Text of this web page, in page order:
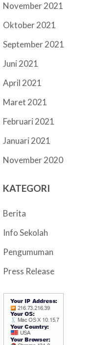
November 2021
Oktober 2021
September 2021
Juni 2021
April 2021
Maret 2021
Februari 2021
Januari 2021
November 2020
KATEGORI
Berita
Info Sekolah
Pengumuman
Press Release